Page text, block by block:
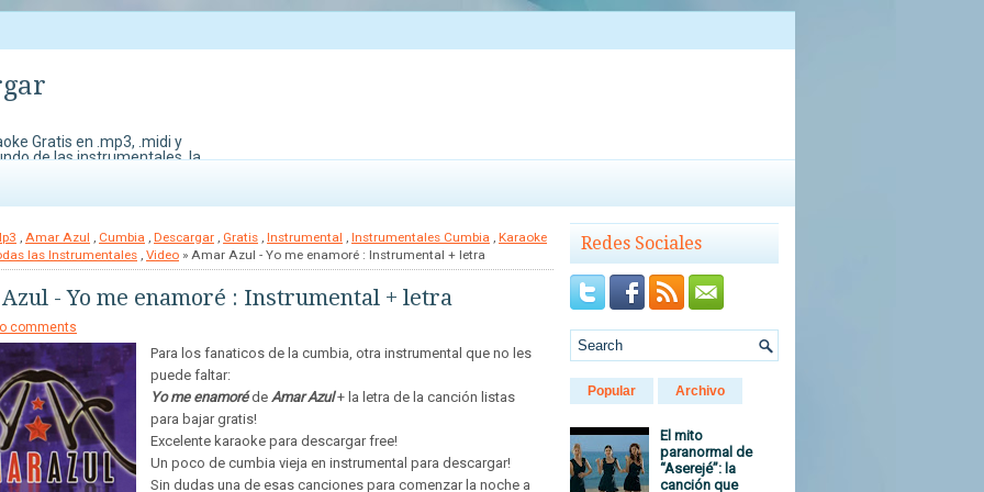
Gratis en .mp3, .midi y
de las instrumentales, la
, Amar Azul , Cumbia , Descargar , Gratis , Instrumental , Instrumentales Cumbia , Karaoke
las Instrumentales , Video » Amar Azul - Yo me enamoré : Instrumental + letra
- Yo me enamoré : Instrumental + letra
comments
Para los fanaticos de la cumbia, otra instrumental que no les
puede faltar:
Yo me enamoréde Amar Azul+ la letra de la canción listas
para bajar gratis!
Excelente karaoke para descargar free!
Un poco de cumbia vieja en instrumental para descargar!
Sin dudas una de esas canciones para comenzar la noche a
Redes Sociales
Popular Archivo
El mito
paranormal de
“Aserejé”: la
canción que